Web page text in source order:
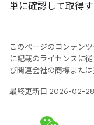
単に確認して取得す
このページのコンテン
に記載のライセンスに
び関連会社の商標または
最終更新日 2026-02-28